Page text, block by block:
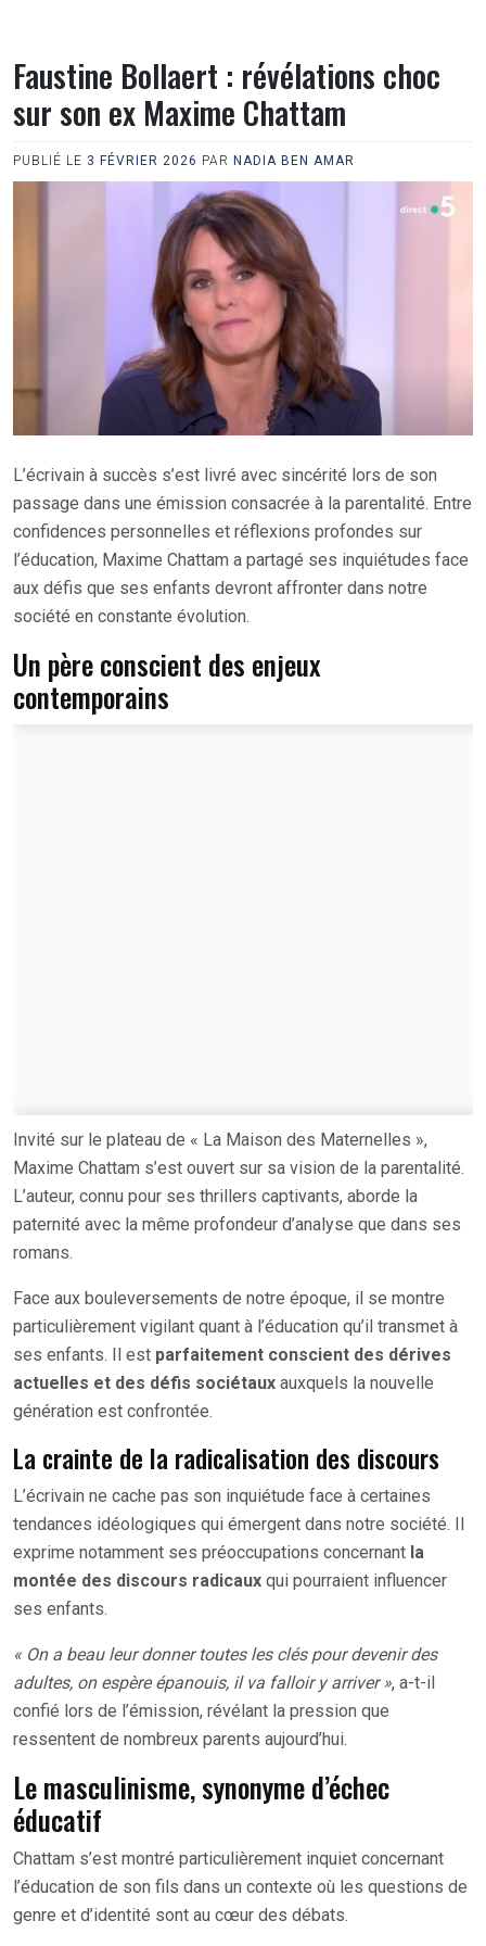
Faustine Bollaert : révélations choc
sur son ex Maxime Chattam
PUBLIÉ LE 3 FÉVRIER 2026 PAR NADIA BEN AMAR
L’écrivain à succès s’est livré avec sincérité lors de son
passage dans une émission consacrée à la parentalité. Entre
confidences personnelles et réflexions profondes sur
l’éducation, Maxime Chattam a partagé ses inquiétudes face
aux défis que ses enfants devront affronter dans notre
société en constante évolution.
Un père conscient des enjeux
contemporains
Invité sur le plateau de « La Maison des Maternelles »,
Maxime Chattam s’est ouvert sur sa vision de la parentalité.
L’auteur, connu pour ses thrillers captivants, aborde la
paternité avec la même profondeur d’analyse que dans ses
romans.
Face aux bouleversements de notre époque, il se montre
particulièrement vigilant quant à l’éducation qu’il transmet à
ses enfants. Il est parfaitement conscient des dérives
actuelles et des défis sociétaux auxquels la nouvelle
génération est confrontée.
La crainte de la radicalisation des discours
L’écrivain ne cache pas son inquiétude face à certaines
tendances idéologiques qui émergent dans notre société. Il
exprime notamment ses préoccupations concernant la
montée des discours radicaux qui pourraient influencer
ses enfants.
« On a beau leur donner toutes les clés pour devenir des
adultes, on espère épanouis, il va falloir y arriver », a-t-il
confié lors de l’émission, révélant la pression que
ressentent de nombreux parents aujourd’hui.
Le masculinisme, synonyme d’échec
éducatif
Chattam s’est montré particulièrement inquiet concernant
l’éducation de son fils dans un contexte où les questions de
genre et d’identité sont au cœur des débats.